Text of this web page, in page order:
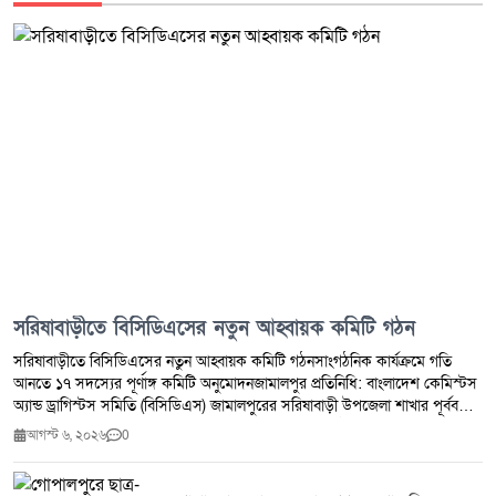
সরিষাবাড়ীতে বিসিডিএসের নতুন আহ্বায়ক কমিটি গঠন
সরিষাবাড়ীতে বিসিডিএসের নতুন আহ্বায়ক কমিটি গঠনসাংগঠনিক কার্যক্রমে গতি
আনতে ১৭ সদস্যের পূর্ণাঙ্গ কমিটি অনুমোদনজামালপুর প্রতিনিধি: বাংলাদেশ কেমিস্টস
অ্যান্ড ড্রাগিস্টস সমিতি (বিসিডিএস) জামালপুরের সরিষাবাড়ী উপজেলা শাখার পূর্ববর্তী
কমিটি বিলুপ্ত করে ১৭ সদস্যবিশিষ্ট নতুন আহ্বায়ক কমিটি গঠন করা হয়েছে।
অনুমোদন দেওয়া হয়।সংগঠন সূত্রে জানা যায়, সম্প্রতি সরিষাবাড়ী উপজেলা শাখার এক
আগস্ট ৬, ২০২৬ 0